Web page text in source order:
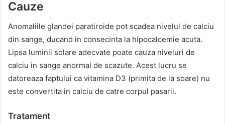
Cauze
Anomaliile glandei paratiroide pot scadea nivelul de calciu
din sange, ducand in consecinta la hipocalcemie acuta.
Lipsa luminii solare adecvate poate cauza niveluri de
calciu in sange anormal de scazute. Acest lucru se
datoreaza faptului ca vitamina D3 (primita de la soare) nu
este convertita in calciu de catre corpul pasarii.
Tratament